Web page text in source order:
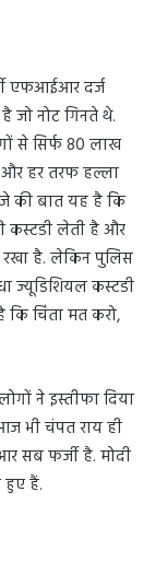
एफआईआर दर्ज
जो नोट गिनते थे.
से सिर्फ 80 लाख
और हर तरफ हल्ला
की बात यह है कि
कस्टडी लेती है और
है. लेकिन पुलिस
ज्यूडिशियल कस्टडी
चिंता मत करो,
ने इस्तीफा दिया
भी चंपत राय ही
सब फर्जी है. मोदी
हैं.